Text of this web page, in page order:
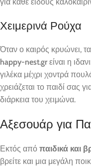
Χειμερινά Ρούχα
Όταν ο καιρός κρυώνει, τα
happy-nest.gr είναι η
γιλέκα μέχρι χοντρά
χρειάζεται το παιδί σας
διάρκεια του χειμώνα.
Αξεσουάρ για
Εκτός από παιδικά και
βρείτε και μια μεγάλη